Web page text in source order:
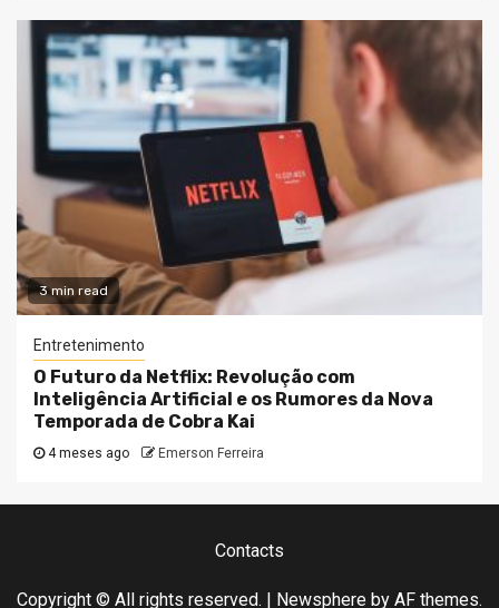
3 min read
Entretenimento
O Futuro da Netflix: Revolução com
Inteligência Artificial e os Rumores da Nova
Temporada de Cobra Kai
4 meses ago Emerson Ferreira
Contacts
Copyright © All rights reserved. | Newsphere by AF themes.